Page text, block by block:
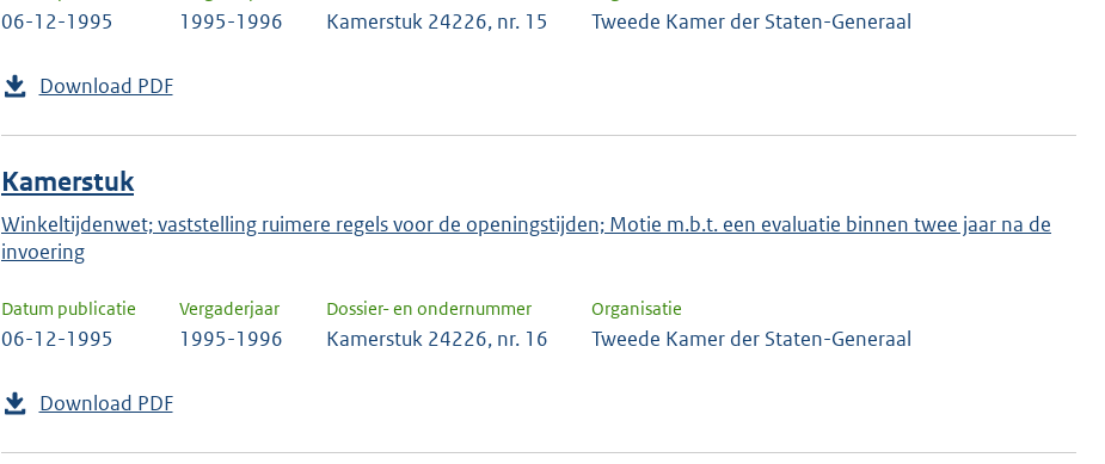
06-12-1995 1995-1996 Kamerstuk 24226, nr. 15 Tweede Kamer der Staten-Generaal
Download PDF
Kamerstuk
Winkeltijdenwet; vaststelling ruimere regels voor de openingstijden; Motie m.b.t. een evaluatie binnen twee jaar na de
invoering
Datum publicatie
06-12-1995
Vergaderjaar
1995-1996
Dossier- en ondernummer
Kamerstuk 24226, nr. 16
Organisatie
Tweede Kamer der Staten-Generaal
Download PDF